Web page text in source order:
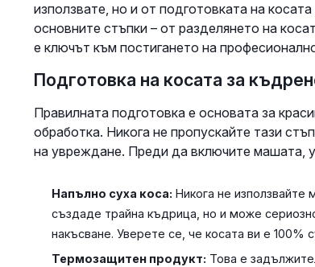
използвате, но и от подготовката на
основните стъпки – от разделянето на
е ключът към постигането на
Подготовка на косата за
Правилната подготовка е основата за
обработка. Никога не пропускайте тази
на увреждане. Преди да включите машата,
Напълно суха коса: Никога не
създаде трайна къдрица, но и може
накъсване. Уверете се, че косата ви е 100%
Термозащитен продукт: Това е